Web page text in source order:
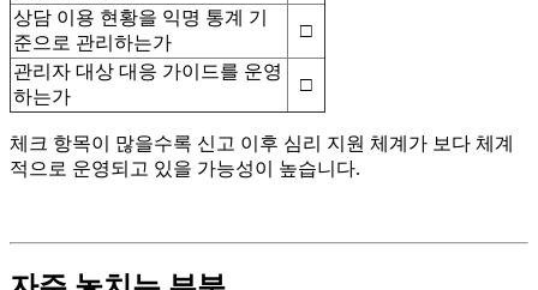
상담 이용 현황을 익명 통계 기
준으로 관리하는가
□
관리자 대상 대응 가이드를 운영
하는가
□
체크 항목이 많을수록 신고 이후 심리 지원 체계가 보다 체계
적으로 운영되고 있을 가능성이 높습니다.